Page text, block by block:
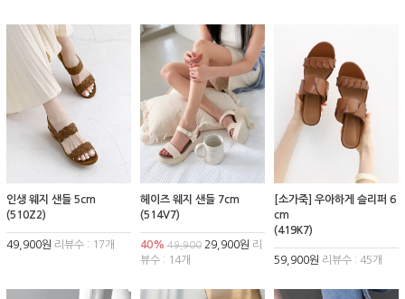
인생 웨지 샌들 5cm
(510Z2)
49,900원 리뷰수 : 17개
헤이즈 웨지 샌들 7cm
(514V7)
40% 49,90029,900원 리
뷰수 : 14개
[소가죽] 우아하게 슬리퍼 6
cm
(419K7)
59,900원 리뷰수 : 45개